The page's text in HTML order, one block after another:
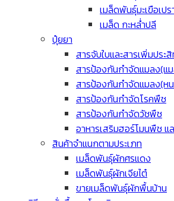
เมล็ดพันธุ์มะเขือเปร
เมล็ด กะหล่ำปลี
ปุ๋ยยา
สารจับใบและสารเพิ่มประ
สารป้องกันกำจัดแมลง(แ
สารป้องกันกำจัดแมลง(ห
สารป้องกันกำจัดโรคพืช
สารป้องกันกำจัดวัชพืช
อาหารเสริมฮอร์โมนพืช แ
สินค้าจำแนกตามประเภท
เมล็ดพันธุ์ผักศรแดง
เมล็ดพันธุ์ผักเจียไต๋
ขายเมล็ดพันธุ์ผักพื้นบ้าน